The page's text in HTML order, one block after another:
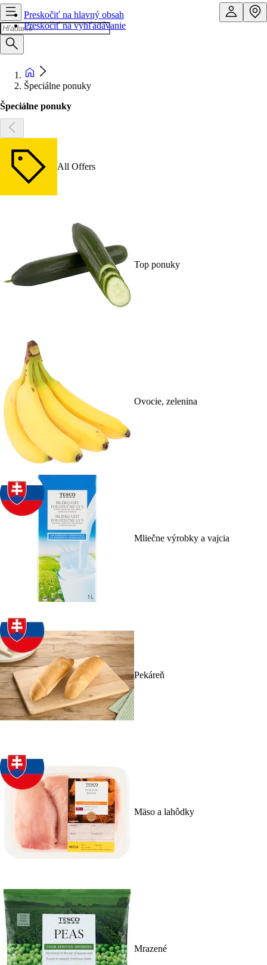
Preskočiť na hlavný obsah
Preskočiť na vyhľadávanie
Špeciálne ponuky
Špeciálne ponuky
All Offers
Top ponuky
Ovocie, zelenina
Mliečne výrobky a vajcia
Pekáreň
Mäso a lahôdky
Mrazené